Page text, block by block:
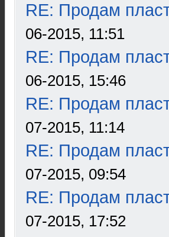
RE: Продам
06-2015, 11:51
RE: Продам
06-2015, 15:46
RE: Продам
07-2015, 11:14
RE: Продам
07-2015, 09:54
RE: Продам
07-2015, 17:52